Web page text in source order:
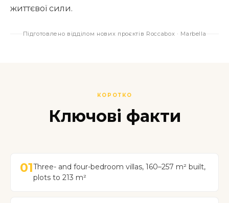
життєвої сили.
Підготовлено відділом нових проєктів Roccabox · Marbella
КОРОТКО
Ключові факти
01Three- and four-bedroom villas, 160–257 m² built,
plots to 213 m²